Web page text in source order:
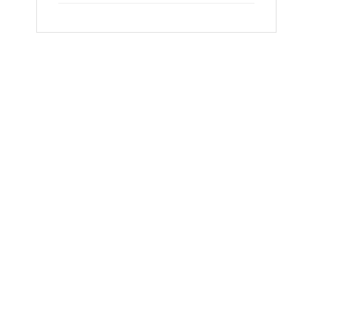
nivîsandina cilda duduyan jî di meha